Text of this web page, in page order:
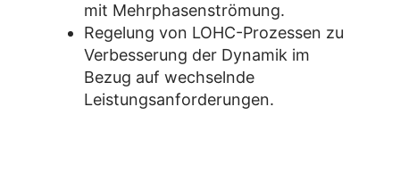
mit Mehrphasenströmung.
Regelung von LOHC-Prozessen zu
Verbesserung der Dynamik im
Bezug auf wechselnde
Leistungsanforderungen.